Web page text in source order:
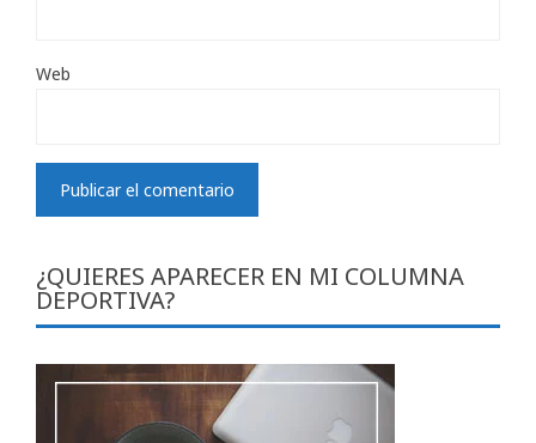
Web
¿QUIERES APARECER EN MI COLUMNA
DEPORTIVA?